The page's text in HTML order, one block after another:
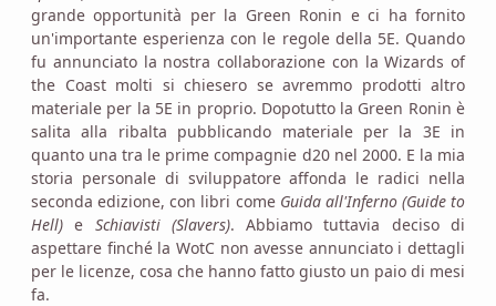
grande opportunità per la Green Ronin e ci ha fornito
un'importante esperienza con le regole della 5E. Quando
fu annunciato la nostra collaborazione con la Wizards of
the Coast molti si chiesero se avremmo prodotti altro
materiale per la 5E in proprio. Dopotutto la Green Ronin è
salita alla ribalta pubblicando materiale per la 3E in
quanto una tra le prime compagnie d20 nel 2000. E la mia
storia personale di sviluppatore affonda le radici nella
seconda edizione, con libri come Guida all'Inferno (Guide to
Hell) e Schiavisti (Slavers). Abbiamo tuttavia deciso di
aspettare finché la WotC non avesse annunciato i dettagli
per le licenze, cosa che hanno fatto giusto un paio di mesi
fa.